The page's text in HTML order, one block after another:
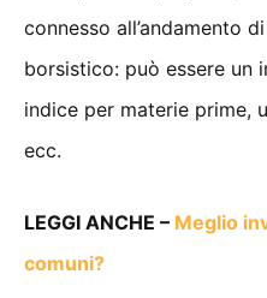
connesso all’andamento
borsistico: può essere un
indice per materie prime,
ecc.
LEGGI ANCHE – Meglio
comuni?